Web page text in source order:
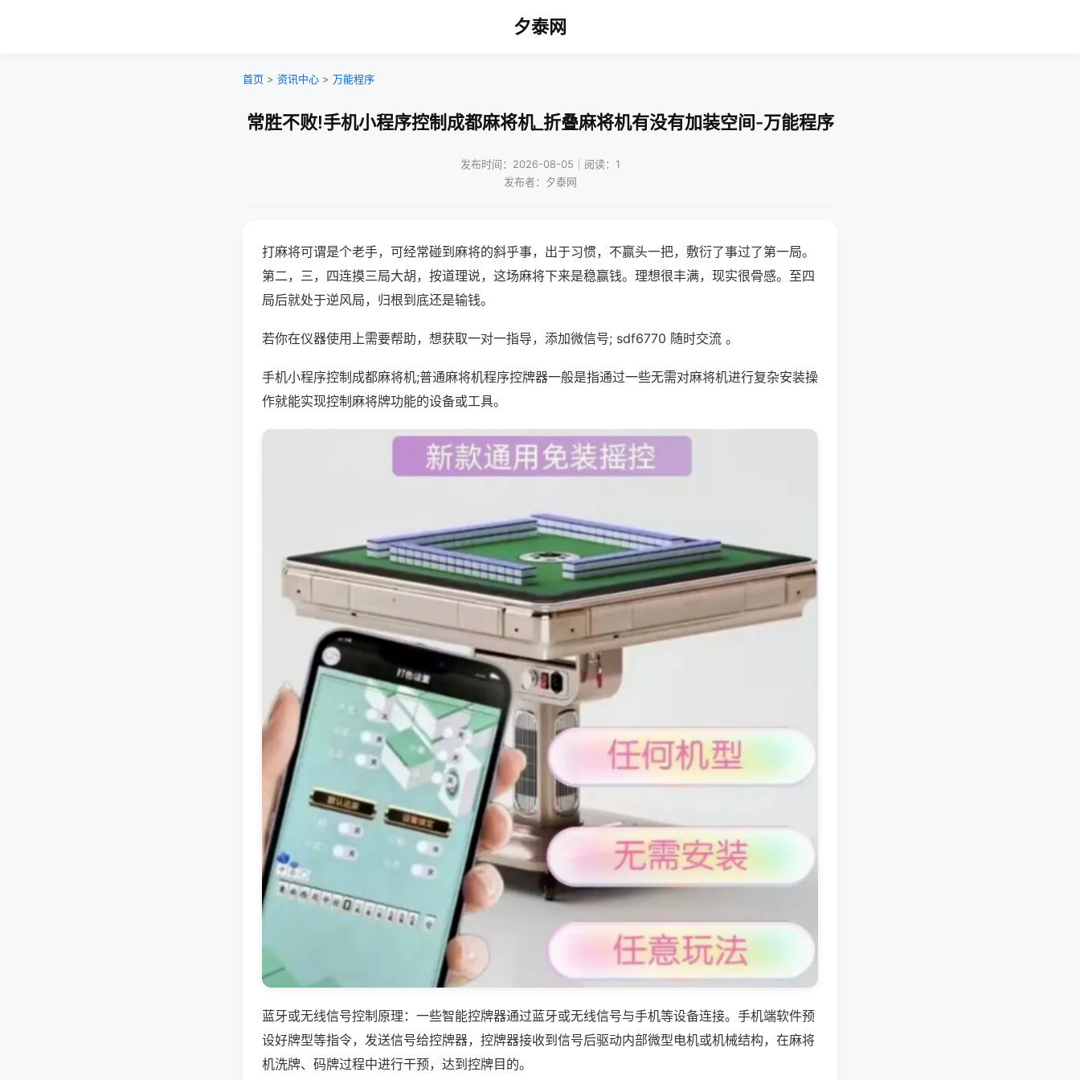
夕泰网
首页 > 资讯中心 > 万能程序
常胜不败!手机小程序控制成都麻将机_折叠麻将机有没有加装空间-万能程序
发布时间：2026-08-05｜阅读：1
发布者：夕泰网
打麻将可谓是个老手，可经常碰到麻将的斜乎事，出于习惯，不赢头一把，敷衍了事过了第一局。
第二，三，四连摸三局大胡，按道理说，这场麻将下来是稳赢钱。理想很丰满，现实很骨感。至四
局后就处于逆风局，归根到底还是输钱。
若你在仪器使用上需要帮助，想获取一对一指导，添加微信号; sdf6770 随时交流 。
手机小程序控制成都麻将机;普通麻将机程序控牌器一般是指通过一些无需对麻将机进行复杂安装操
作就能实现控制麻将牌功能的设备或工具。
蓝牙或无线信号控制原理：一些智能控牌器通过蓝牙或无线信号与手机等设备连接。手机端软件预
设好牌型等指令，发送信号给控牌器，控牌器接收到信号后驱动内部微型电机或机械结构，在麻将
机洗牌、码牌过程中进行干预，达到控牌目的。